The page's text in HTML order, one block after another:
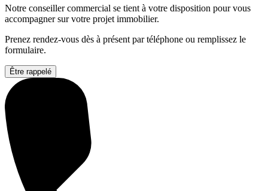
Notre conseiller commercial se tient à votre disposition pour vous
accompagner sur votre projet immobilier.
Prenez rendez-vous dès à présent par téléphone ou remplissez le
formulaire.
Être rappelé